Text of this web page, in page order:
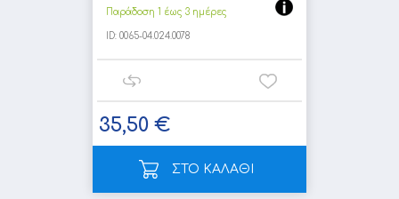
Παράδοση 1 έως 3 ημέρες
ID: 0065-04.024.0078
35,50 €
ΣΤΟ ΚΑΛΑΘΙ